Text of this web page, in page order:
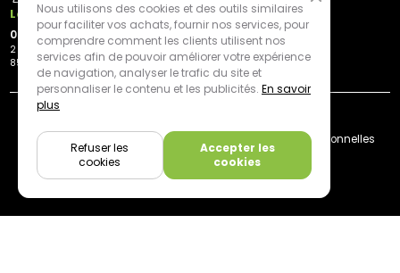
Les Herbiers
02 21 81 23 11
2 rue des Peupliers
85500 Les Herbiers
Livraison
Plan du site Mentions légales
Données personnelles
Cookies
Nous utilisons des cookies et des outils similaires
pour faciliter vos achats, fournir nos services, pour
comprendre comment les clients utilisent nos
services afin de pouvoir améliorer votre expérience
de navigation, analyser le trafic du site et
personnaliser le contenu et les publicités. En savoir
plus
Accepter les
cookies
Refuser les
cookies